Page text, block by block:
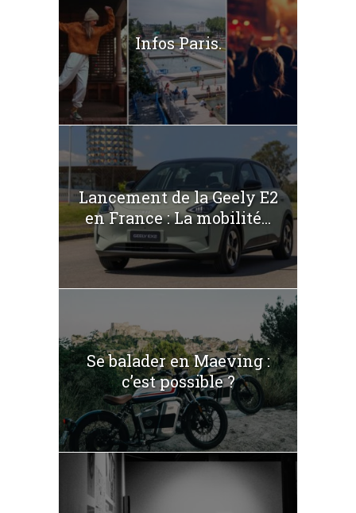
Infos Paris.
Lancement de la Geely E2
en France : La mobilité...
Se balader en Maeving :
c’est possible ?